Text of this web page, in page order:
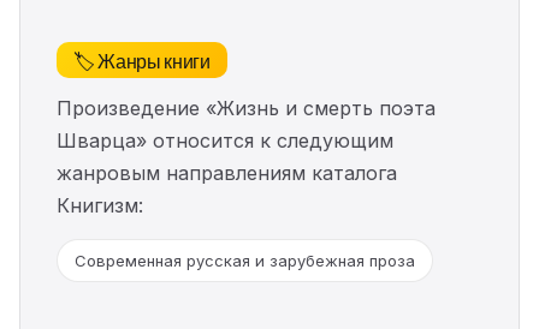
🏷️ Жанры книги
Произведение «Жизнь и смерть поэта
Шварца» относится к следующим
жанровым направлениям каталога
Книгизм:
Современная русская и зарубежная проза